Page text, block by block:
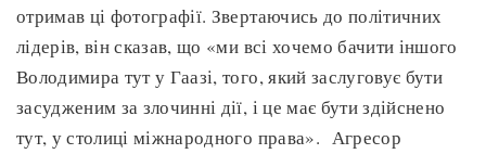
отримав ці фотографії. Звертаючись до політичних
лідерів, він сказав, що «ми всі хочемо бачити іншого
Володимира тут у Гаазі, того, який заслуговує бути
засудженим за злочинні дії, і це має бути здійснено
тут, у столиці міжнародного права». Агресор